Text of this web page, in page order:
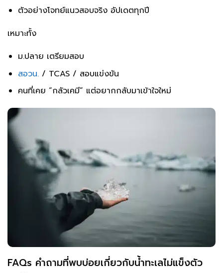
ตัวอย่างโจทย์แนวสอบจริง อัปเดตทุกปี
เหมาะทั้ง
ม.ปลาย เตรียมสอบ
สอวน./ TCAS / สอบแข่งขัน
คนที่เคย “กลัวเคมี” แต่อยากกลับมาเข้าใจใหม่
FAQs คำถามที่พบบ่อยเกี่ยวกับน้ำทะเลไม่แข็งตัว